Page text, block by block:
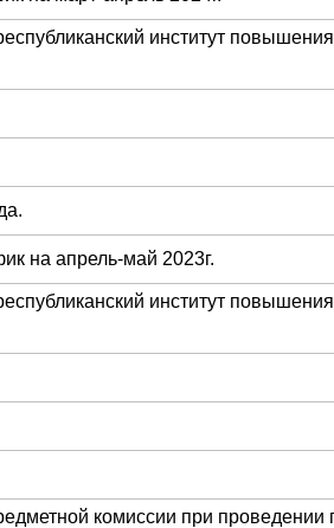
институт
на апрель-май 2023г.
институт
комиссии при проведении